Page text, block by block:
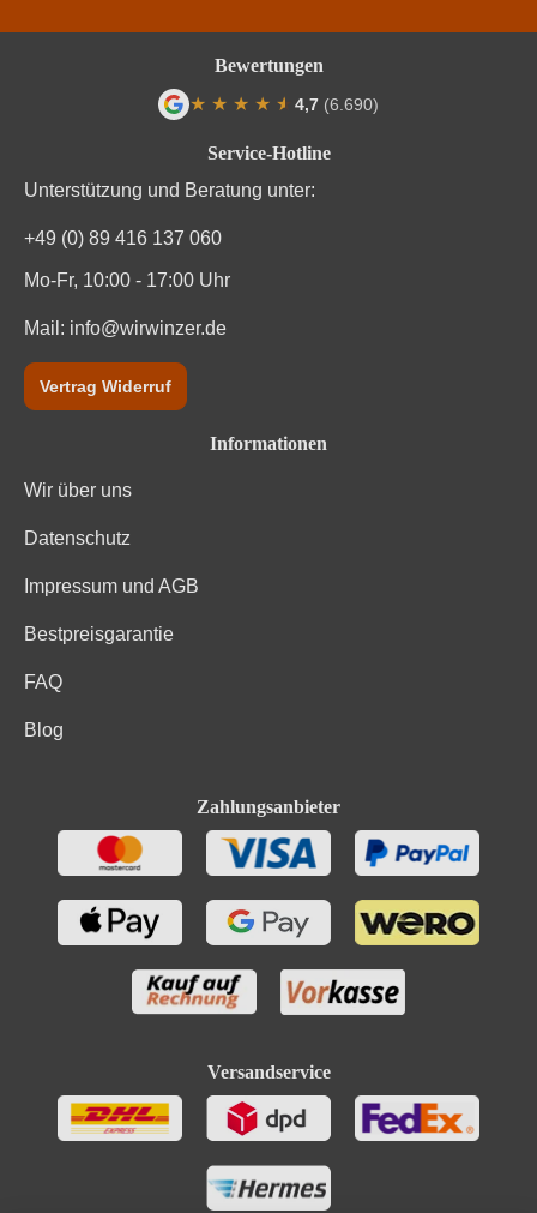
Weinart Perl- & Schaumwein
Service-Hotline
Unterstützung und Beratung unter:
+49 (0) 89 416 137 060
Mo-Fr, 10:00 - 17:00 Uhr
Mail: info@wirwinzer.de
Vertrag Widerruf
Informationen
Wir über uns
Datenschutz
Impressum und AGB
Bestpreisgarantie
FAQ
Blog
Zahlungsanbieter
Versandservice
Bewertungen
★ ★ ★ ★ ★
★ 4,7 (6.690)